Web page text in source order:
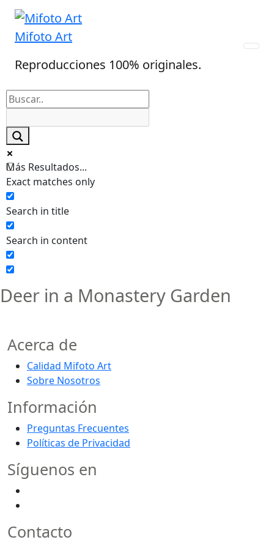
Skip
content
Mifoto Art
Reproducciones 100% originales.
Más Resultados...
Exact matches only
Search in title
Search in content
Deer in a Monastery Garden
Acerca de
Calidad Mifoto Art
Sobre Nosotros
Información
Preguntas Frecuentes
Políticas de Privacidad
Síguenos en
Contacto